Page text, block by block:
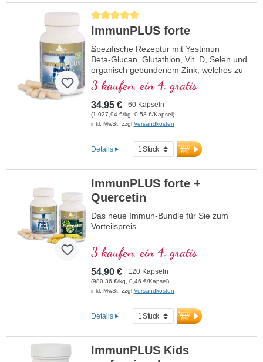
Durchschnittliche Bewertung von 5 von 5 Sternen
ImmunPLUS forte
Spezifische Rezeptur mit Yestimun
®
Beta-Glucan, Glutathion, Vit. D, Selen und
organisch gebundenem Zink, welches zu
einer normalen Funktion des
Immunsystems beiträgt.
3 kaufen, ein 4. gratis
34,95 € 60 Kapseln
(1.027,94 €/kg, 0,58 €/Kapsel)
inkl. MwSt. zzgl Versandkosten
Details
ImmunPLUS forte +
Quercetin
Das neue Immun-Bundle für Sie zum
Vorteilspreis.
3 kaufen, ein 4. gratis
54,90 € 120 Kapseln
(980,36 €/kg, 0,46 €/Kapsel)
inkl. MwSt. zzgl Versandkosten
Details
ImmunPLUS Kids